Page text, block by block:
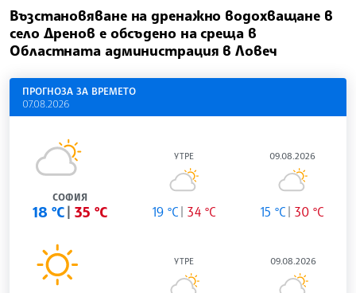
Възстановяване на дренажно водохващане в
село Дренов е обсъдено на среща в
Областната администрация в Ловеч
ПРОГНОЗА ЗА ВРЕМЕТО
07.08.2026
СОФИЯ
18 °C 35 °C
УТРЕ
19 °C 34 °C
09.08.2026
15 °C 30 °C
УТРЕ 09.08.2026